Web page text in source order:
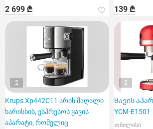
2 699 ₾ 139 ₾
2
Krups Xp442C11 არის მაღალი
ხარისხის, ესპრესოს ყავის
აპარატი, რომელიც
2
Ყავის
YCM-E1501
თბილისი